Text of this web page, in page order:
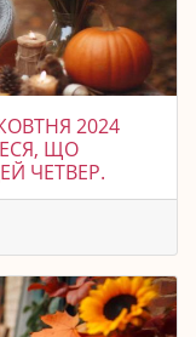
2024
ЩО
ЧЕТВЕР.